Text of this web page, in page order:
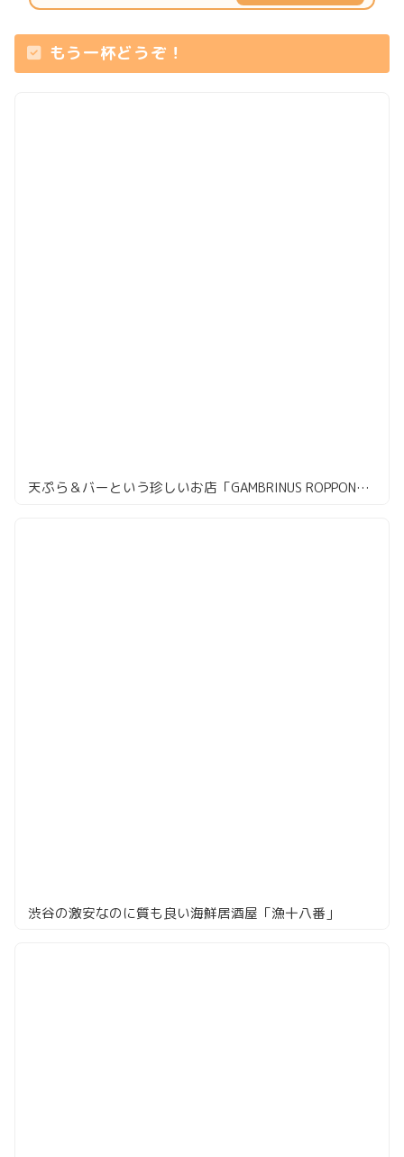
もう一杯どうぞ！
天ぷら＆バーという珍しいお店「GAMBRINUS ROPPONGI」
渋谷の激安なのに質も良い海鮮居酒屋「漁十八番」